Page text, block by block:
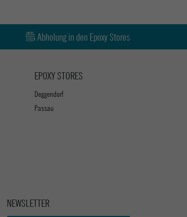
Abholung in den Epoxy Stores
EPOXY STORES
Deggendorf
Passau
NEWSLETTER